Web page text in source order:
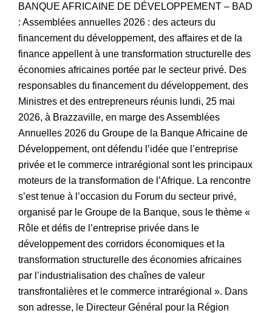
BANQUE AFRICAINE DE DÉVELOPPEMENT – BAD
: Assemblées annuelles 2026 : des acteurs du
financement du développement, des affaires et de la
finance appellent à une transformation structurelle des
économies africaines portée par le secteur privé. Des
responsables du financement du développement, des
Ministres et des entrepreneurs réunis lundi, 25 mai
2026, à Brazzaville, en marge des Assemblées
Annuelles 2026 du Groupe de la Banque Africaine de
Développement, ont défendu l’idée que l’entreprise
privée et le commerce intrarégional sont les principaux
moteurs de la transformation de l’Afrique. La rencontre
s’est tenue à l’occasion du Forum du secteur privé,
organisé par le Groupe de la Banque, sous le thème «
Rôle et défis de l’entreprise privée dans le
développement des corridors économiques et la
transformation structurelle des économies africaines
par l’industrialisation des chaînes de valeur
transfrontalières et le commerce intrarégional ». Dans
son adresse, le Directeur Général pour la Région